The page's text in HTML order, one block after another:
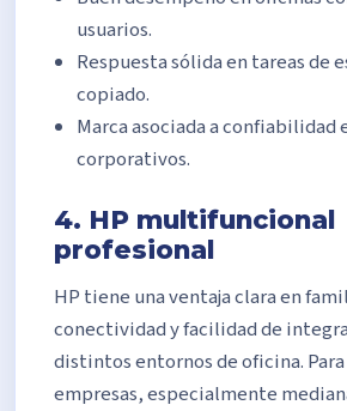
usuarios.
Respuesta sólida en tareas de
copiado.
Marca asociada a confiabilidad
corporativos.
4. HP multifuncional
profesional
HP tiene una ventaja clara en
conectividad y facilidad de
distintos entornos de oficina.
empresas, especialmente